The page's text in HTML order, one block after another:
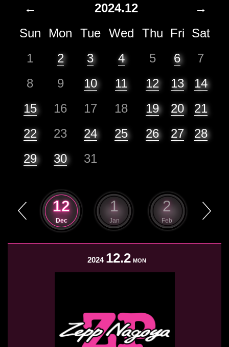
← 2024.12
→
Sun
Mon Tue Wed Thu Fri Sat
1
2 3 4 5 6
7
8
9 10 11 12 13
14
15
16 17 18 19 20
21
22
23 24 25 26 27
28
29
30 31
12
Dec
1
Jan
2
Feb
2024 12.2 MON